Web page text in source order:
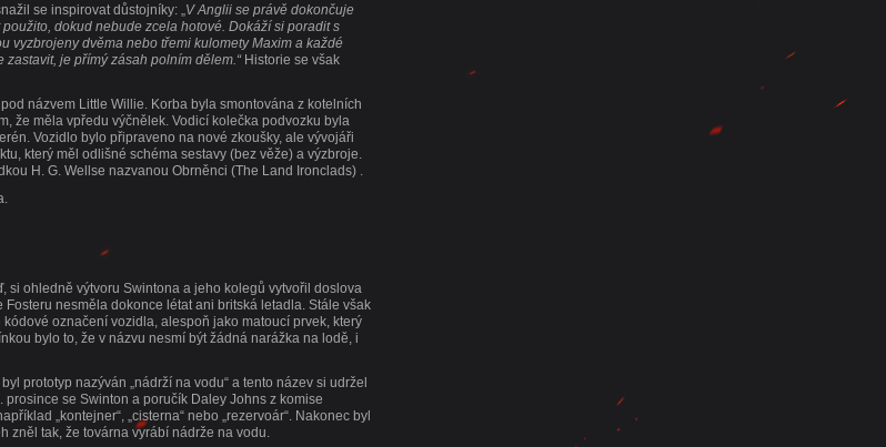
se inspirovat důstojníky: „ V Anglii se právě dokončuje
dokud nebude zcela hotové. Dokáží si poradit s
vyzbrojeny dvěma nebo třemi kulomety Maxim a každé
je přímý zásah polním dělem.“Historie se však
názvem Little Willie. Korba byla smontována z kotelních
že měla vpředu výčnělek. Vodicí kolečka podvozku byla
Vozidlo bylo připraveno na nové zkoušky, ale vývojáři
který měl odlišné schéma sestavy (bez věže) a výzbroje.
H. G. Wellse nazvanou Obrněnci (The Land Ironclads) .
si ohledně výtvoru Swintona a jeho kolegů vytvořil doslova
nesměla dokonce létat ani britská letadla. Stále však
označení vozidla, alespoň jako matoucí prvek, který
bylo to, že v názvu nesmí být žádná narážka na lodě, i
prototyp nazýván „nádrží na vodu“ a tento název si udržel
prosince se Swinton a poručík Daley Johns z komise
„kontejner“, „cisterna“ nebo „rezervoár“. Nakonec byl
zněl tak, že továrna vyrábí nádrže na vodu.